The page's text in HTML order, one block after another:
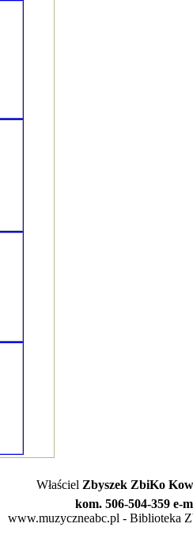
Właściel Zbyszek ZbiKo
kom. 506-504-359 e-
www.muzyczneabc.pl - Biblioteka